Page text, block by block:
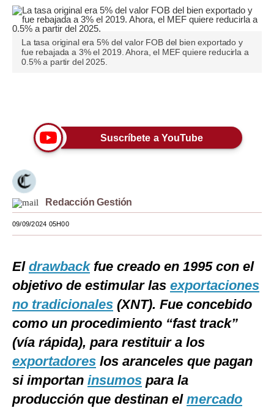
Plus G
Opinión
Tendencias
Lujo
Viajes
Mundo
EEUU
España
Internacional
Tecnología
La tasa original era 5% del valor FOB del bien exportado y
fue rebajada a 3% el 2019. Ahora, el MEF quiere reducirla a
0.5% a partir del 2025.
Suscríbete a YouTube
Redacción Gestión
09/09/2024 05H00
El drawbackfue creado en 1995 con el
objetivo de estimular las exportaciones
no tradicionales (XNT). Fue concebido
como un procedimiento “fast track”
(vía rápida), para restituir a los
exportadores los aranceles que pagan
si importan insumos para la
producción que destinan el mercado